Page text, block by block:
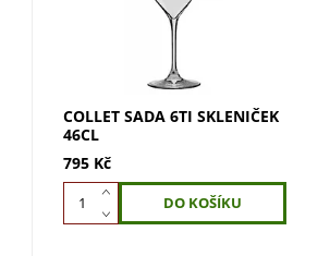
Elegantní design a vysoká
kvalita. Pořiďte si je ještě
COLLET SADA 6TI SKLENIČEK
46CL
795 Kč